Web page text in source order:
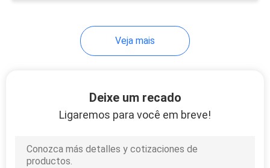
Diluente de tinta
Veja mais
Deixe um recado
Ligaremos para você em breve!